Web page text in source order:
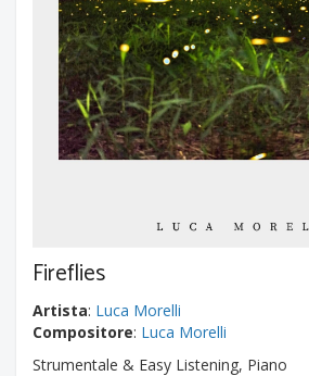
Fireflies
Artista: Luca Morelli
Compositore: Luca Morelli
Strumentale & Easy Listening, Piano